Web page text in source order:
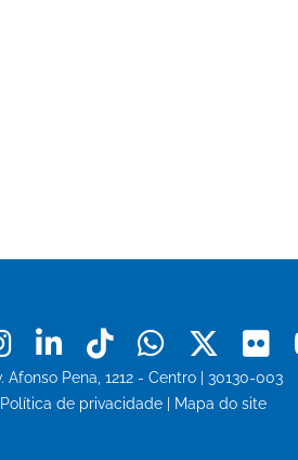
Instagram
LinkedinTiktok X
Afonso Pena, 1212 - Centro | 30130-003
Política de privacidade
Mapa do site